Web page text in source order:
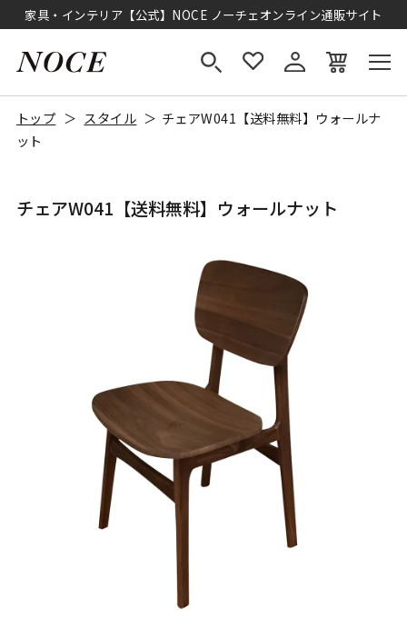
家具・インテリア【公式】NOCE ノーチェオンライン通販サイト
トップ スタイル
チェアW041【送料無料】ウォールナ
ット
チェアW041【送料無料】ウォールナット